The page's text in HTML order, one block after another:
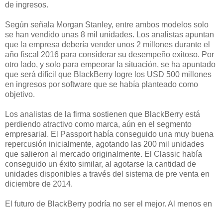
de ingresos.
Según señala Morgan Stanley, entre ambos modelos solo
se han vendido unas 8 mil unidades. Los analistas apuntan
que la empresa debería vender unos 2 millones durante el
año fiscal 2016 para considerar su desempeño exitoso. Por
otro lado, y solo para empeorar la situación, se ha apuntado
que será difícil que BlackBerry logre los USD 500 millones
en ingresos por software que se había planteado como
objetivo.
Los analistas de la firma sostienen que BlackBerry está
perdiendo atractivo como marca, aún en el segmento
empresarial. El Passport había conseguido una muy buena
repercusión inicialmente, agotando las 200 mil unidades
que salieron al mercado originalmente. El Classic había
conseguido un éxito similar, al agotarse la cantidad de
unidades disponibles a través del sistema de pre venta en
diciembre de 2014.
El futuro de BlackBerry podría no ser el mejor. Al menos en